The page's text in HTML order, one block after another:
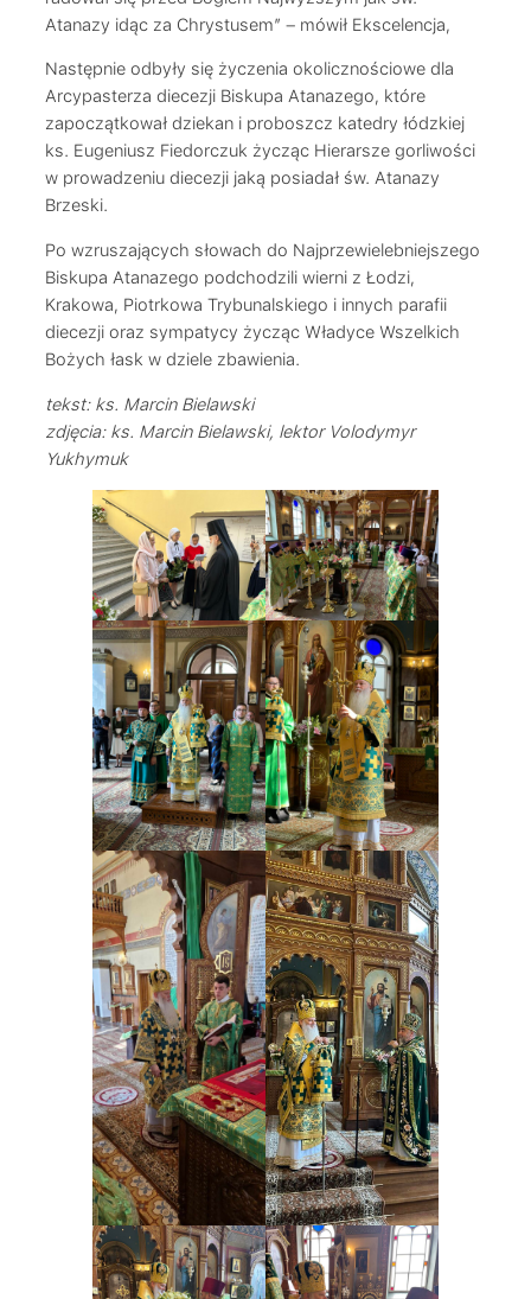
Atanazy idąc za Chrystusem” – mówił Ekscelencja,
Następnie odbyły się życzenia okolicznościowe dla
Arcypasterza diecezji Biskupa Atanazego, które
zapoczątkował dziekan i proboszcz katedry łódzkiej
ks. Eugeniusz Fiedorczuk życząc Hierarsze gorliwości
w prowadzeniu diecezji jaką posiadał św. Atanazy
Brzeski.
Po wzruszających słowach do Najprzewielebniejszego
Biskupa Atanazego podchodzili wierni z Łodzi,
Krakowa, Piotrkowa Trybunalskiego i innych parafii
diecezji oraz sympatycy życząc Władyce Wszelkich
Bożych łask w dziele zbawienia.
tekst: ks. Marcin Bielawski
zdjęcia: ks. Marcin Bielawski, lektor Volodymyr
Yukhymuk